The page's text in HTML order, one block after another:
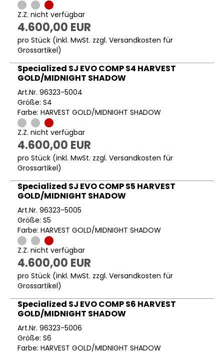
Z.Z. nicht verfügbar
4.600,00 EUR
pro Stück (inkl. MwSt. zzgl. Versandkosten für
Grossartikel)
Specialized SJ EVO COMP S4 HARVEST
GOLD/MIDNIGHT SHADOW
Art.Nr. 96323-5004
Größe: S4
Farbe: HARVEST GOLD/MIDNIGHT SHADOW
Z.Z. nicht verfügbar
4.600,00 EUR
pro Stück (inkl. MwSt. zzgl. Versandkosten für
Grossartikel)
Specialized SJ EVO COMP S5 HARVEST
GOLD/MIDNIGHT SHADOW
Art.Nr. 96323-5005
Größe: S5
Farbe: HARVEST GOLD/MIDNIGHT SHADOW
Z.Z. nicht verfügbar
4.600,00 EUR
pro Stück (inkl. MwSt. zzgl. Versandkosten für
Grossartikel)
Specialized SJ EVO COMP S6 HARVEST
GOLD/MIDNIGHT SHADOW
Art.Nr. 96323-5006
Größe: S6
Farbe: HARVEST GOLD/MIDNIGHT SHADOW